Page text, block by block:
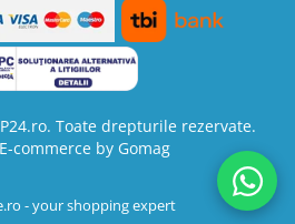
Toate drepturile rezervate.
commerce by Gomag